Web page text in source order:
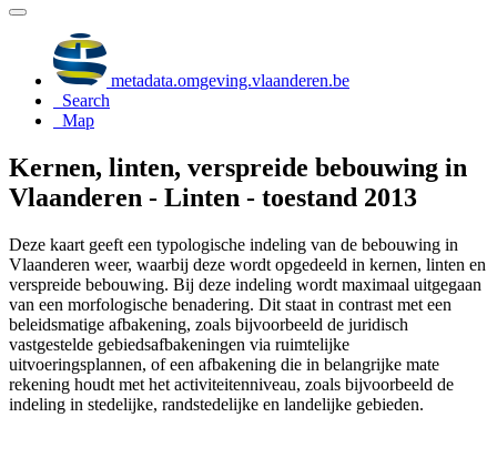
metadata.omgeving.vlaanderen.be
Search
Map
Kernen, linten, verspreide bebouwing in
Vlaanderen - Linten - toestand 2013
Deze kaart geeft een typologische indeling van de bebouwing in
Vlaanderen weer, waarbij deze wordt opgedeeld in kernen, linten en
verspreide bebouwing. Bij deze indeling wordt maximaal uitgegaan
van een morfologische benadering. Dit staat in contrast met een
beleidsmatige afbakening, zoals bijvoorbeeld de juridisch
vastgestelde gebiedsafbakeningen via ruimtelijke
uitvoeringsplannen, of een afbakening die in belangrijke mate
rekening houdt met het activiteitenniveau, zoals bijvoorbeeld de
indeling in stedelijke, randstedelijke en landelijke gebieden.